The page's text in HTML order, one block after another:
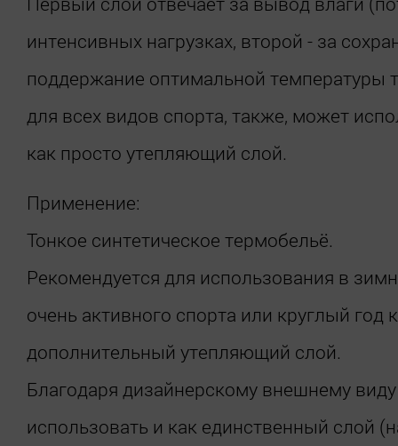
интенсивных нагрузках, второй - за
поддержание оптимальной температуры
для всех видов спорта, также, может
как просто утепляющий слой.
Применение:
Тонкое синтетическое термобельё.
Рекомендуется для использования в
очень активного спорта или круглый год
дополнительный утепляющий слой.
Благодаря дизайнерскому внешнему
использовать и как единственный слой